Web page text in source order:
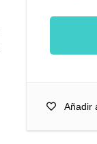
Añadir